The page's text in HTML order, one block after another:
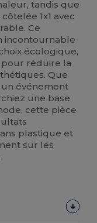
tandis que
1x1 avec
Ce
incontournable
écologique,
réduire la
Que
événement
une base
cette pièce
plastique et
sur les